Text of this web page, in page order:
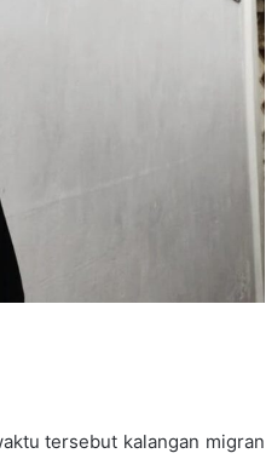
tersebut kalangan migran